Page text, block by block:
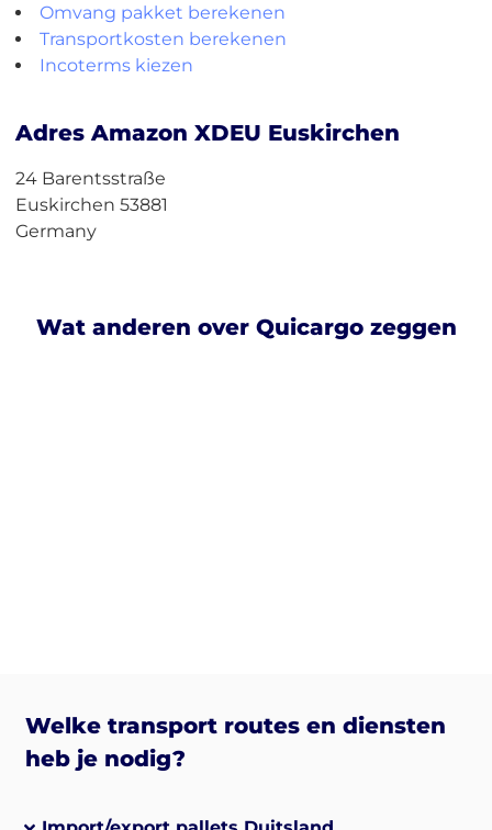
Omvang pakket berekenen
Transportkosten berekenen
Incoterms kiezen
Adres Amazon XDEU Euskirchen
24 Barentsstraße
Euskirchen 53881
Germany
Wat anderen over Quicargo zeggen
Welke transport routes en diensten
heb je nodig?